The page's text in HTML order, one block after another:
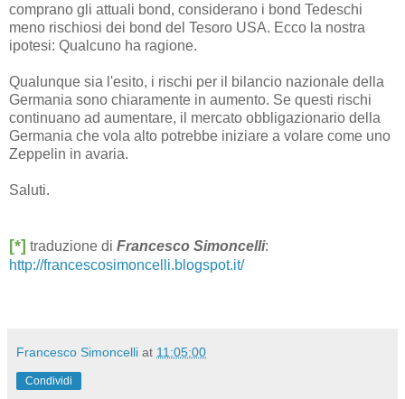
comprano gli attuali bond, considerano i bond Tedeschi
meno rischiosi dei bond del Tesoro USA. Ecco la nostra
ipotesi: Qualcuno ha ragione.
Qualunque sia l'esito, i rischi per il bilancio nazionale della
Germania sono chiaramente in aumento. Se questi rischi
continuano ad aumentare, il mercato obbligazionario della
Germania che vola alto potrebbe iniziare a volare come uno
Zeppelin in avaria.
Saluti.
[*] traduzione di Francesco Simoncelli:
http://francescosimoncelli.blogspot.it/
Francesco Simoncelli at 11:05:00
Condividi